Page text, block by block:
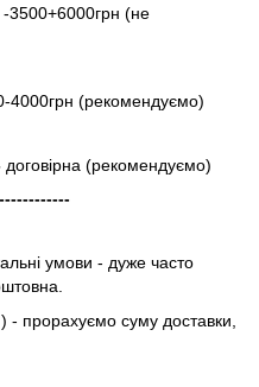
-3500+6000грн (не
4000грн (рекомендуємо)
договірна (рекомендуємо)
умови - дуже часто
прорахуємо суму доставки,